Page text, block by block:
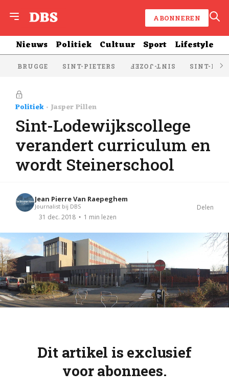
ABONNEREN
Nieuws Politiek Cultuur Sport Lifestyle
BRUGGE SINT-PIETERS SINT-JOZEF SINT-
Politiek Jasper Pillen
Sint-Lodewijkscollege
verandert curriculum en
wordt Steinerschool
Jean Pierre Van Raepeghem
Journalist bij DBS
31 dec. 2018 1 min lezen
Delen
Dit artikel is exclusief
voor abonnees.